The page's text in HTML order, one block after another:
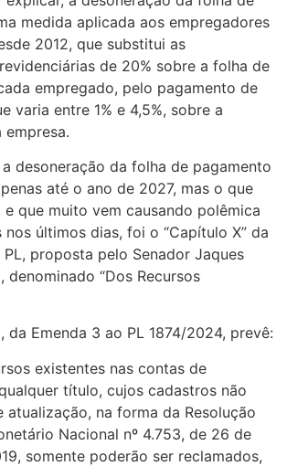
medida aplicada aos empregadores
2012, que substitui as
de 20% sobre a folha de
empregado, pelo pagamento de
varia entre 1% e 4,5%, sobre a
desoneração da folha de pagamento
até o ano de 2027, mas o que
e que muito vem causando polêmica
últimos dias, foi o “Capítulo X” da
PL, proposta pelo Senador Jaques
denominado “Dos Recursos
da Emenda 3 ao PL 1874/2024, prevê:
existentes nas contas de
título, cujos cadastros não
na forma da Resolução
Nacional nº 4.753, de 26 de
somente poderão ser reclamados,